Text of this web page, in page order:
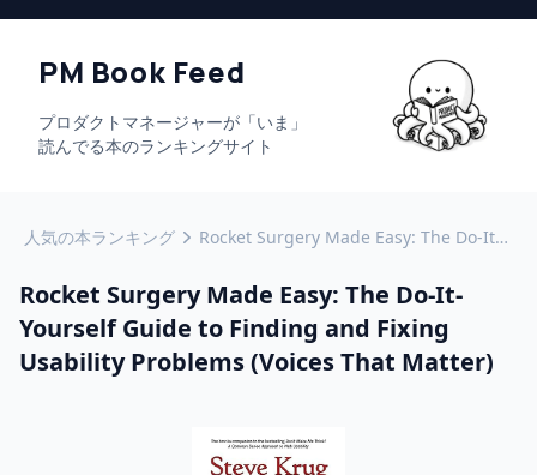
PM Book Feed
プロダクトマネージャーが「いま」
読んでる本のランキングサイト
人気の本ランキング Rocket Surgery Made Easy: The Do-It-Yourself Guide to Finding and Fixing Usability Problems (Voices That Matter)
Rocket Surgery Made Easy: The Do-It-
Yourself Guide to Finding and Fixing
Usability Problems (Voices That Matter)